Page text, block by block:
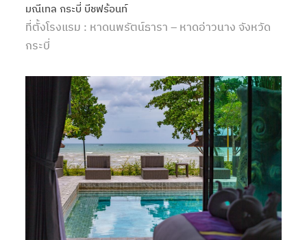
มณีเทล กระบี่ บีชฟร้อนท์
ที่ตั้งโรงแรม : หาดนพรัตน์ธารา – หาดอ่าวนาง จังหวัด
กระบี่